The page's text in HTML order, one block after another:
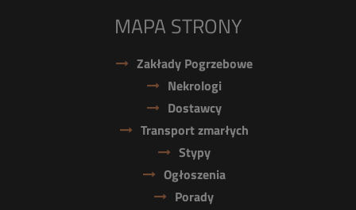
MAPA STRONY
Zakłady Pogrzebowe
Nekrologi
Dostawcy
Transport zmarłych
Stypy
Ogłoszenia
Porady